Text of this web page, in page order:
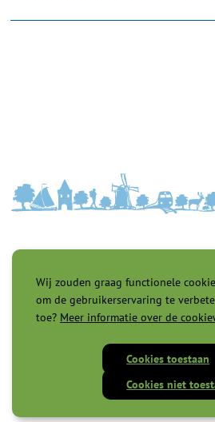
Wij zouden graag functionele
om de gebruikerservaring te
toe? Meer informatie over de
Cookies toestaan
Cookies niet
Toegankelijkheid | Privacyverklaring |
Proclaimer |